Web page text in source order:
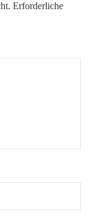
Erforderliche